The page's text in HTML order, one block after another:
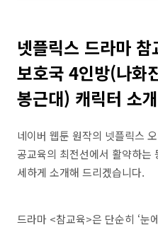
넷플릭스 드라마
보호국 4인방(나화
봉근대) 캐릭터 소개
네이버 웹툰 원작의 넷플릭스
공교육의 최전선에서 활약하는
세하게 소개해 드리겠습니다.
드라마 <참교육>은 단순히 ‘눈